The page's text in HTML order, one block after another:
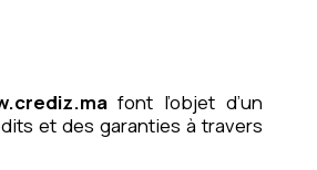
font l’objet d’un
et des garanties à travers